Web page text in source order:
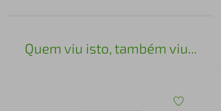
Quem viu isto, também viu...